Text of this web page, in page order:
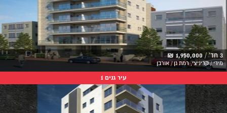
3 חד' / 1,950,000 ₪
מידי / קריניצי, רמת גן / אורבן
עיר גנים 1